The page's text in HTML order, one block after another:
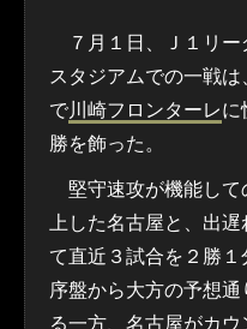
７月１日、Ｊ１リー
スタジアムでの一戦は
で川崎フロンターレに
勝を飾った。
堅守速攻が機能して
上した名古屋と、出
て直近３試合を２勝
序盤から大方の予想
る一方、名古屋がカ